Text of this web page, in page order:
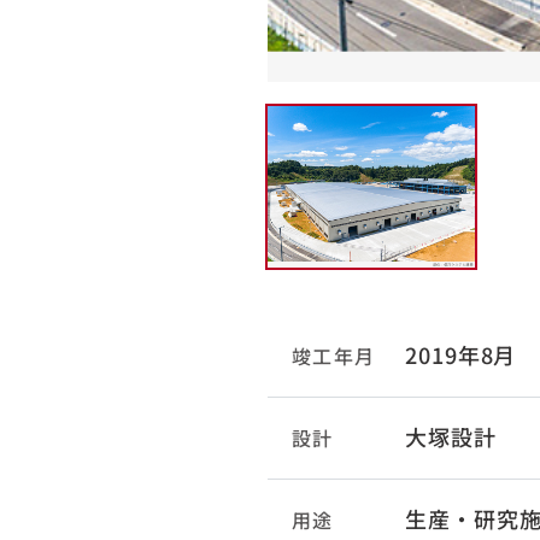
竣工年月 2019年8月
設計 大塚設計
用途 生産・研究